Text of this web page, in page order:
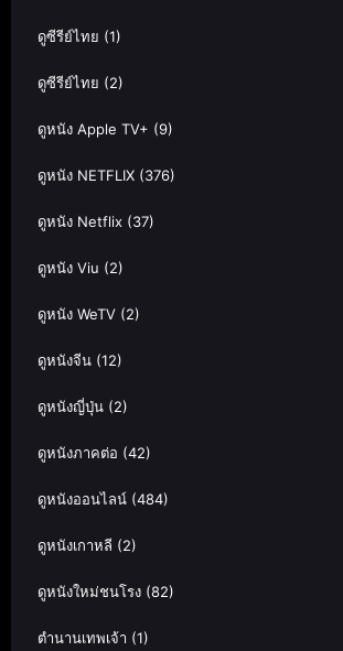
ดูซีรีย์ไทย (1)
ดูซีรีย์ไทย (2)
ดูหนัง Apple TV+ (9)
ดูหนัง NETFLIX (376)
ดูหนัง Netflix (37)
ดูหนัง Viu (2)
ดูหนัง WeTV (2)
ดูหนังจีน (12)
ดูหนังญี่ปุ่น (2)
ดูหนังภาคต่อ (42)
ดูหนังออนไลน์ (484)
ดูหนังเกาหลี (2)
ดูหนังใหม่ชนโรง (82)
ตำนานเทพเจ้า (1)